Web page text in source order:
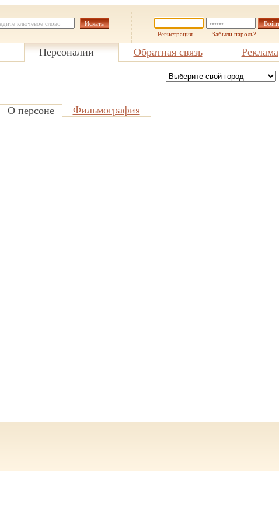
Регистрация Забыли пароль?
Персоналии Обратная связь Реклама
О персоне
Фильмография